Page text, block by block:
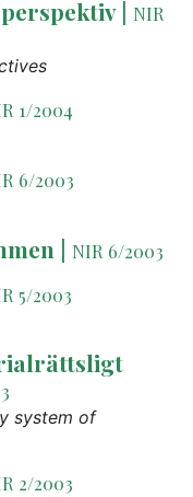
| NIR
1/2004
6/2003
| NIR 6/2003
5/2003
system of
2/2003